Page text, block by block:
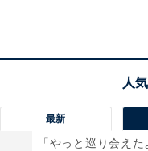
最新
「やっと巡り会え